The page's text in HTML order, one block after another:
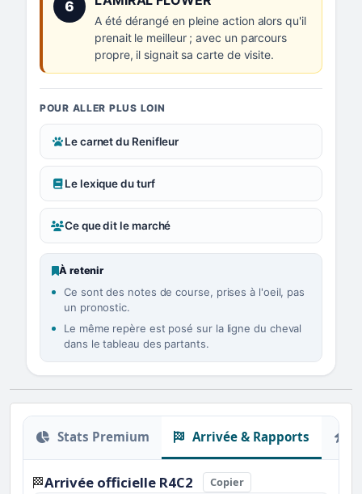
6
A été dérangé en pleine action alors qu'il
prenait le meilleur ; avec un parcours
propre, il signait sa carte de visite.
POUR ALLER PLUS LOIN
Le carnet du Renifleur
Le lexique du turf
Ce que dit le marché
À retenir
Ce sont des notes de course, prises à l'oeil, pas
un pronostic.
Le même repère est posé sur la ligne du cheval
dans le tableau des partants.
Stats Premium Arrivée & Rapports
🏁Arrivée officielle R4C2 Copier